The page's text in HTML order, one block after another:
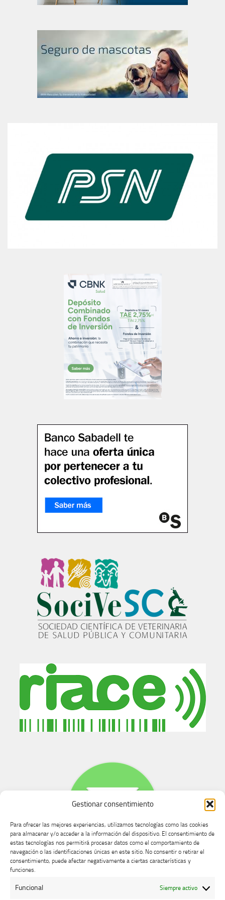
Gestionar consentimiento
Para ofrecer las mejores experiencias, utilizamos tecnologías como las cookies
para almacenar y/o acceder a la información del dispositivo. El consentimiento de
estas tecnologías nos permitirá procesar datos como el comportamiento de
navegación o las identificaciones únicas en este sitio. No consentir o retirar el
consentimiento, puede afectar negativamente a ciertas características y
funciones.
Funcional Siempre activo
Buzón de dudas, quejas y sugerencias